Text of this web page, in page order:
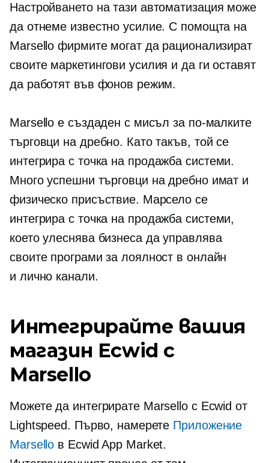
Настройването на тази автоматизация може
да отнеме известно усилие. С помощта на
Marsello фирмите могат да рационализират
своите маркетингови усилия и да ги оставят
да работят във фонов режим.
Marsello е създаден с мисъл за по-малките
търговци на дребно. Като такъв, той се
интегрира с точка на продажба системи.
Много успешни търговци на дребно имат и
физическо присъствие. Марсело се
интегрира с точка на продажба системи,
което улеснява бизнеса да управлява
своите програми за лоялност в онлайн
и лично канали.
Интегрирайте вашия
магазин Ecwid с
Marsello
Можете да интегрирате Marsello с Ecwid от
Lightspeed. Първо, намерете Приложение
Marsello в Ecwid App Market.